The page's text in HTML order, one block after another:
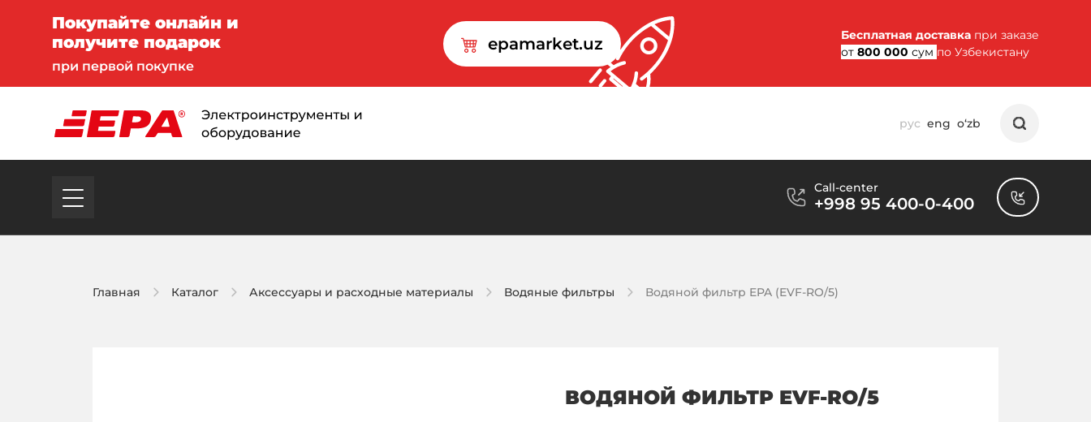
Покупайте онлайн и
получите подарок
при первой покупке
epamarket.uz Бесплатная доставка при заказе
от 800 000 сум по Узбекистану
рус eng o‘zb
Call-center
+998 95 400-0-400
Главная Каталог Аксессуары и расходные материалы Водяные фильтры Водяной фильтр EPA (EVF-RO/5)
ВОДЯНОЙ ФИЛЬТР EVF-RO/5